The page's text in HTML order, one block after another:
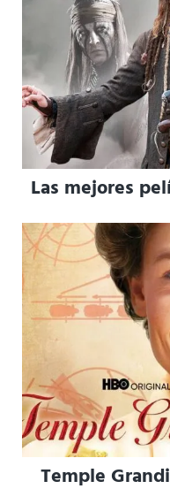
Las mejores
Temple